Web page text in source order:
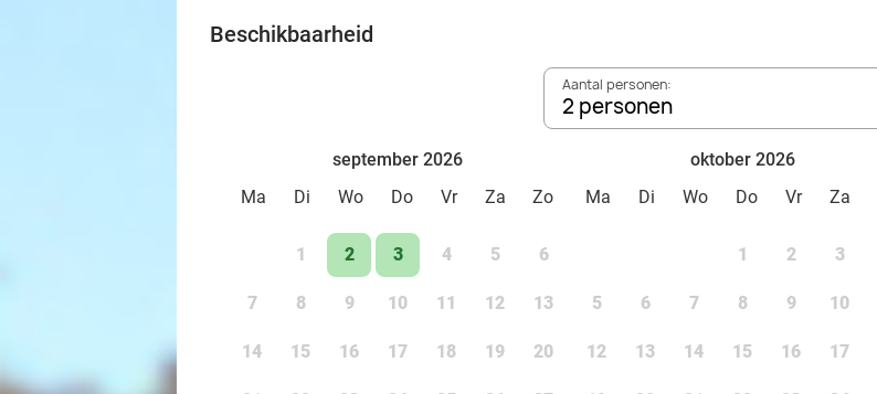
Beschikbaarheid
Aantal personen:
2 personen
september 2026
Ma
Di Wo Do Vr Za Zo
1 2 3 4 5 6
7 8 9 10 11 12 13
14 15 16 17 18 19 20
oktober 2026
Ma
Di Wo Do Vr Za
1 2 3
5 6 7 8 9 10
12 13 14 15 16 17